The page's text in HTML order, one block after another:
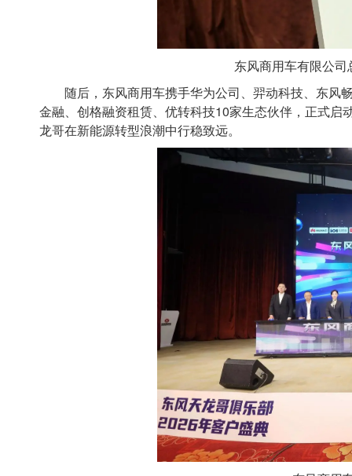
东风商用车有限公
随后，东风商用车携手华为公司、羿动科技、东风
金融、创格融资租赁、优转科技10家生态伙伴，正式启
龙哥在新能源转型浪潮中行稳致远。